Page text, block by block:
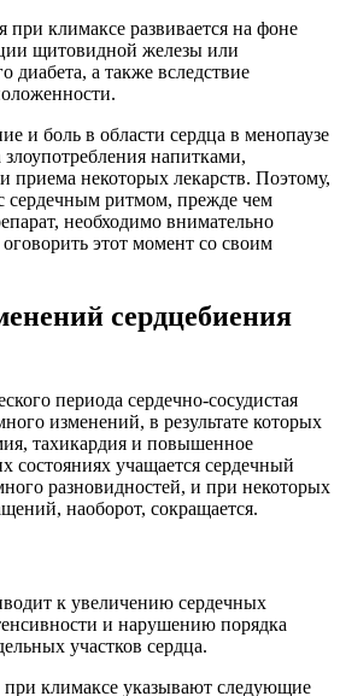
при климаксе развивается на фоне
щитовидной железы или
диабета, а также вследствие
и боль в области сердца в менопаузе
злоупотребления напитками,
некоторых лекарств. Поэтому,
сердечным ритмом, прежде чем
необходимо внимательно
этот момент со своим
сердцебиения
периода сердечно-сосудистая
изменений, в результате которых
тахикардия и повышенное
состояниях учащается сердечный
разновидностей, и при некоторых
наоборот, сокращается.
к увеличению сердечных
и нарушению порядка
участков сердца.
климаксе указывают следующие